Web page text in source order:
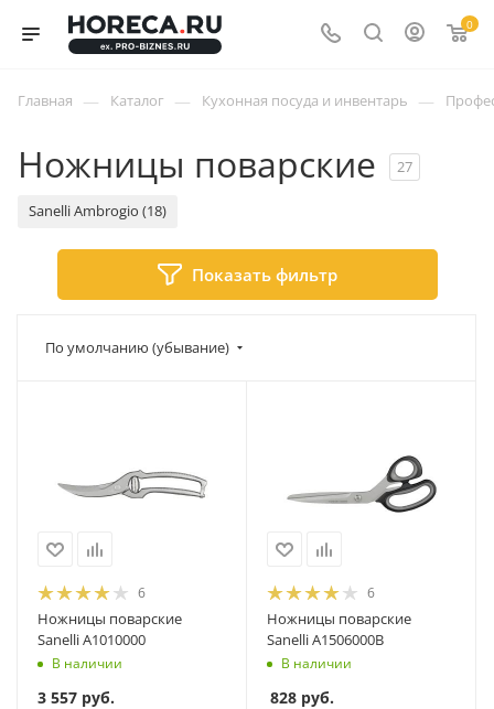
0
Главная — Каталог — Кухонная посуда и инвентарь —
Ножницы поварские 27
Sanelli Ambrogio (18)
Показать фильтр
По умолчанию (убывание)
6
Ножницы поварские
Sanelli A1010000
В наличии
3 557 руб.
6
Ножницы поварские
Sanelli A1506000B
В наличии
828 руб.